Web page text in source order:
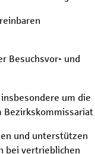
Besuchsvor- und
um die
Bezirkskommissariat
und unterstützen
bei vertrieblichen